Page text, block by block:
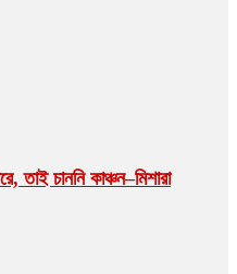
তাই চাননি কাঞ্চন–মিশারা